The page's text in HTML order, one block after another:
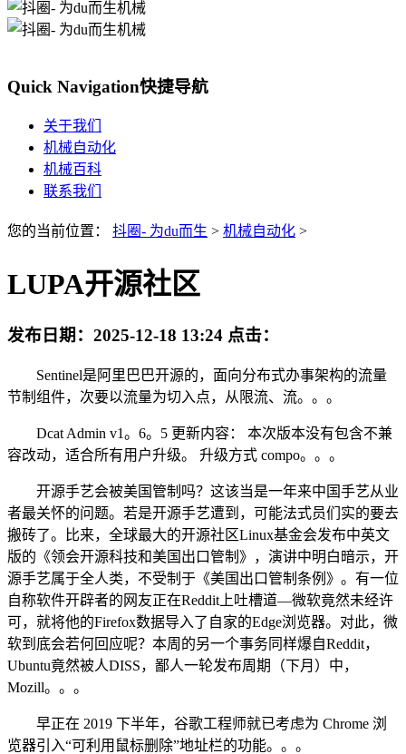
Quick Navigation快捷导航
关于我们
机械自动化
机械百科
联系我们
您的当前位置： 抖圈- 为du而生 > 机械自动化 >
LUPA开源社区
发布日期： 2025-12-18 13:24 点击：
Sentinel是阿里巴巴开源的，面向分布式办事架构的流量
节制组件，次要以流量为切入点，从限流、流。。。
Dcat Admin v1。6。5 更新内容： 本次版本没有包含不兼
容改动，适合所有用户升级。 升级方式 compo。。。
开源手艺会被美国管制吗？这该当是一年来中国手艺从业
者最关怀的问题。若是开源手艺遭到，可能法式员们实的要去
搬砖了。比来，全球最大的开源社区Linux基金会发布中英文
版的《领会开源科技和美国出口管制》，演讲中明白暗示，开
源手艺属于全人类，不受制于《美国出口管制条例》。有一位
自称软件开辟者的网友正在Reddit上吐槽道—微软竟然未经许
可，就将他的Firefox数据导入了自家的Edge浏览器。对此，微
软到底会若何回应呢？本周的另一个事务同样爆自Reddit，
Ubuntu竟然被人DISS，鄙人一轮发布周期（下月）中，
Mozill。。。
早正在 2019 下半年，谷歌工程师就已考虑为 Chrome 浏
览器引入“可利用鼠标删除”地址栏的功能。。。